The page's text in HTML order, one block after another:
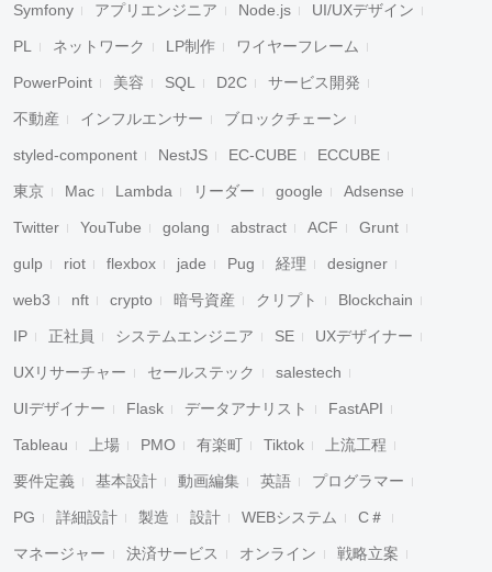
Symfony アプリエンジニア Node.js UI/UXデザイン
PL ネットワーク LP制作 ワイヤーフレーム
PowerPoint 美容 SQL D2C サービス開発
不動産 インフルエンサー ブロックチェーン
styled-component NestJS EC-CUBE ECCUBE
東京 Mac Lambda リーダー google Adsense
Twitter YouTube golang abstract ACF Grunt
gulp riot flexbox jade Pug 経理 designer
web3 nft crypto 暗号資産 クリプト Blockchain
IP 正社員 システムエンジニア SE UXデザイナー
UXリサーチャー セールステック salestech
UIデザイナー Flask データアナリスト FastAPI
Tableau 上場 PMO 有楽町 Tiktok 上流工程
要件定義 基本設計 動画編集 英語 プログラマー
PG 詳細設計 製造 設計 WEBシステム C＃
マネージャー 決済サービス オンライン 戦略立案